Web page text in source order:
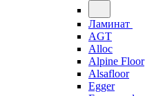
Ламинат
AGT
Alloc
Alpine Floor
Alsafloor
Egger